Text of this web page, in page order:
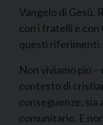
Vangelo di Gesù.
con i fratelli e con
questi riferimenti.
Non viviamo più –
contesto di
conseguenze, sia
comunitario. E